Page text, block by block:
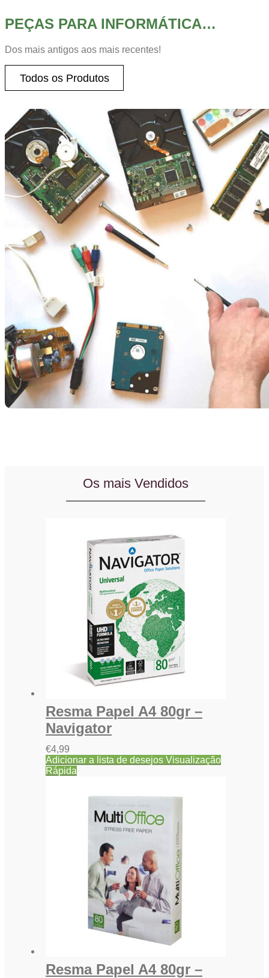
PEÇAS PARA INFORMÁTICA…
Dos mais antigos aos mais recentes!
Todos os Produtos
Os mais Vendidos
Resma Papel A4 80gr –
Navigator
€4,99
Adicionar a lista de desejos Visualização
Rápida
Resma Papel A4 80gr –